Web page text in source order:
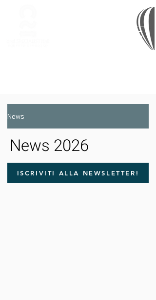
News
News 2026
ISCRIVITI ALLA NEWSLETTER!